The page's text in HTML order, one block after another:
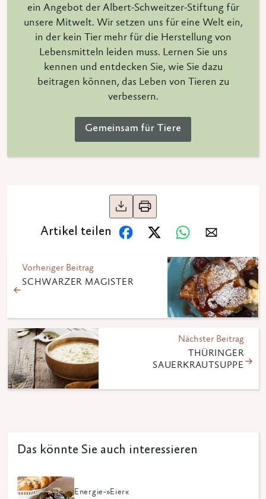
ein Angebot der Albert-Schweitzer-Stiftung für
unsere Mitwelt. Wir setzen uns für eine Welt ein,
in der kein Tier mehr für die Herstellung von
Lebensmitteln leiden muss. Lernen Sie uns
kennen und entdecken Sie, wie Sie dazu
beitragen können, das Leben von Tieren zu
verbessern.
Gemeinsam für Tiere
Artikel teilen
Vorheriger Beitrag
SCHWARZER MAGISTER
Nächster Beitrag
THÜRINGER
SAUERKRAUTSUPPE
Das könnte Sie auch interessieren
Energie-»Eier«